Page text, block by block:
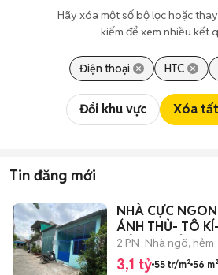
Hãy xóa một số bộ lọc hoặc
kiếm để xem nhiều kết
Điện thoại HTC
Đổi khu vực Xóa
Tin đăng mới
NHÀ CỰC
ÁNH THỦ- TÔ
RIÊNG- CHỈ 3,1
2 PN Nhà ngõ, hẻm
3,1 tỷ 55 tr/m² 56 m²